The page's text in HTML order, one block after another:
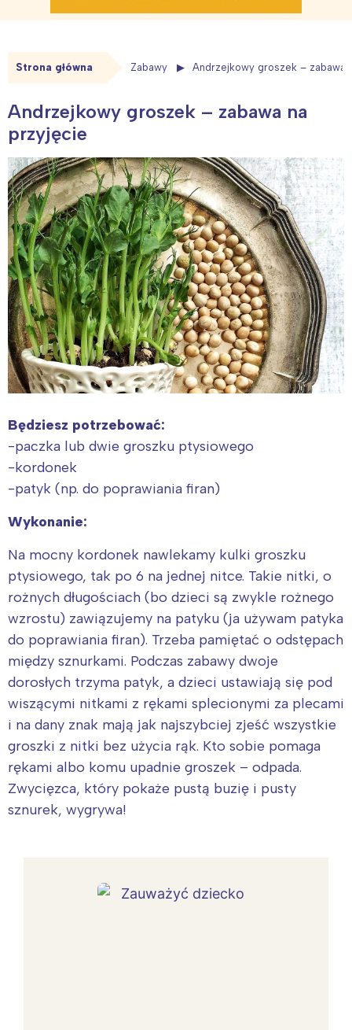
Strona główna Zabawy Andrzejkowy groszek – zabawa
Andrzejkowy groszek – zabawa na
przyjęcie
Będziesz potrzebować:
-paczka lub dwie groszku ptysiowego
-kordonek
-patyk (np. do poprawiania firan)
Wykonanie:
Na mocny kordonek nawlekamy kulki groszku
ptysiowego, tak po 6 na jednej nitce. Takie nitki, o
rożnych długościach (bo dzieci są zwykle rożnego
wzrostu) zawiązujemy na patyku (ja używam patyka
do poprawiania firan). Trzeba pamiętać o odstępach
między sznurkami. Podczas zabawy dwoje
dorosłych trzyma patyk, a dzieci ustawiają się pod
wiszącymi nitkami z rękami splecionymi za plecami
i na dany znak mają jak najszybciej zjeść wszystkie
groszki z nitki bez użycia rąk. Kto sobie pomaga
rękami albo komu upadnie groszek – odpada.
Zwycięzca, który pokaże pustą buzię i pusty
sznurek, wygrywa!